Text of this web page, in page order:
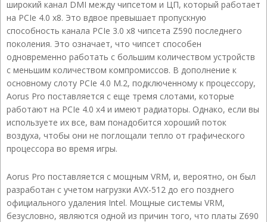
широкий канал DMI между чипсетом и ЦП, который работает
на PCIe 4.0 x8. Это вдвое превышает пропускную
способность канала PCIe 3.0 x8 чипсета Z590 последнего
поколения. Это означает, что чипсет способен
одновременно работать с большим количеством устройств
с меньшим количеством компромиссов. В дополнение к
основному слоту PCIe 4.0 M.2, подключенному к процессору,
Aorus Pro поставляется с еще тремя слотами, которые
работают на PCIe 4.0 x4 и имеют радиаторы. Однако, если вы
используете их все, вам понадобится хороший поток
воздуха, чтобы они не поглощали тепло от графического
процессора во время игры.
Aorus Pro поставляется с мощным VRM, и, вероятно, он был
разработан с учетом нагрузки AVX-512 до его позднего
официального удаления Intel. Мощные системы VRM,
безусловно, являются одной из причин того, что платы Z690